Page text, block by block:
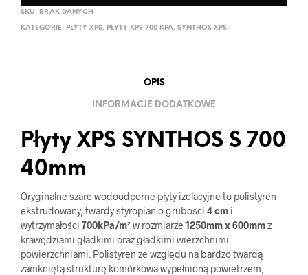
SKU: BRAK DANYCH
KATEGORIE: PŁYTY XPS, PŁYTY XPS 700 KPA, SYNTHOS XPS
OPIS
INFORMACJE DODATKOWE
Płyty XPS SYNTHOS S 700
40mm
Oryginalne szare wodoodporne płyty izolacyjne to polistyren
ekstrudowany, twardy styropian o grubości 4 cm i
wytrzymałości 700kPa/m²w rozmiarze 1250mm x 600mmz
krawędziami gładkimi oraz gładkimi wierzchnimi
powierzchniami. Polistyren ze względu na bardzo twardą
zamkniętą strukturę komórkową wypełnioną powietrzem,